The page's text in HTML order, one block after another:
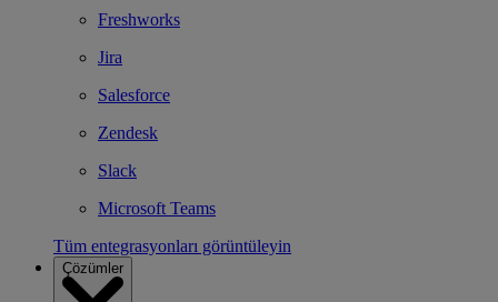
Freshworks
Jira
Salesforce
Zendesk
Slack
Microsoft Teams
Tüm entegrasyonları görüntüleyin
Çözümler